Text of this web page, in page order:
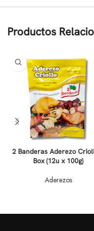
Productos
2 Banderas Aderezo
Box (12u x 100g)
Aderezos